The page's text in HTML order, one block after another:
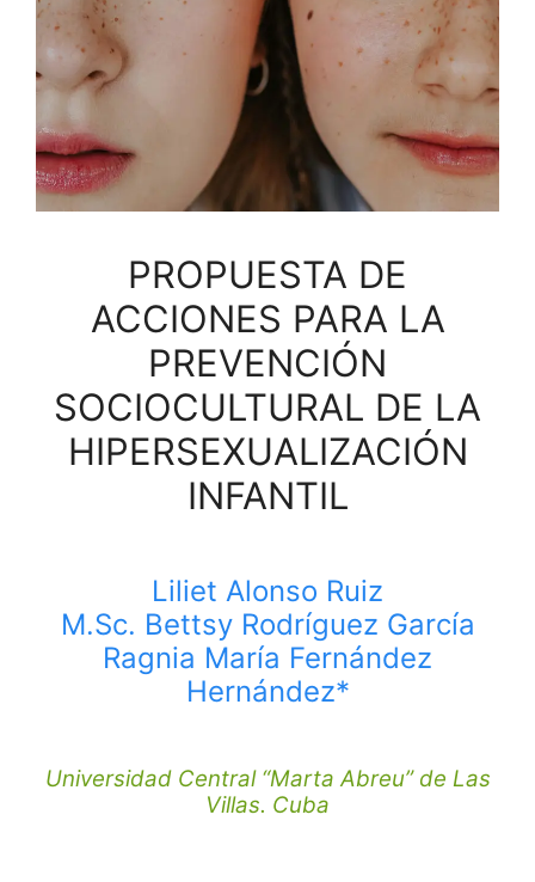
PROPUESTA DE
ACCIONES PARA LA
PREVENCIÓN
SOCIOCULTURAL DE LA
HIPERSEXUALIZACIÓN
INFANTIL
Liliet Alonso Ruiz
M.Sc. Bettsy Rodríguez García
Ragnia María Fernández
Hernández*
Universidad Central “Marta Abreu” de Las
Villas. Cuba